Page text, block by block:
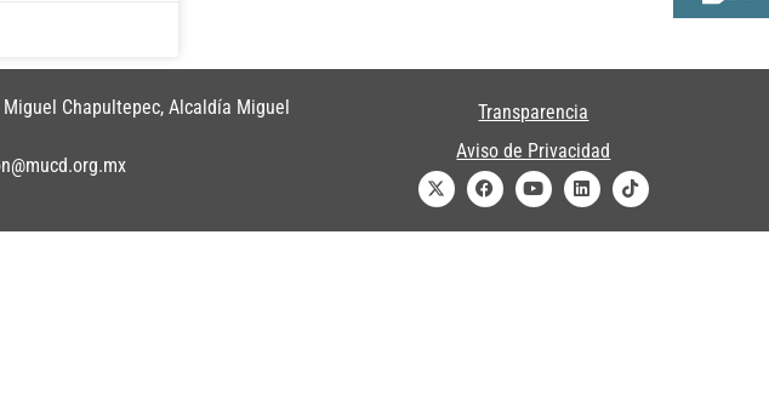
Chapultepec, Alcaldía Miguel
Transparencia
Aviso de Privacidad